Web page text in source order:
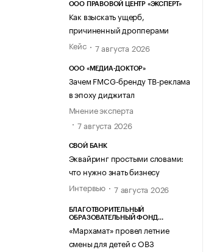
ООО ПРАВОВОЙ ЦЕНТР «ЭКСПЕРТ»
Как взыскать ущерб,
причиненный дропперами
Кейс
7 августа 2026
ООО «МЕДИА-ДОКТОР»
Зачем FMCG-бренду ТВ-реклама
в эпоху диджитал
Мнение эксперта
7 августа 2026
СВОЙ БАНК
Эквайринг простыми словами:
что нужно знать бизнесу
Интервью
7 августа 2026
БЛАГОТВОРИТЕЛЬНЫЙ
ОБРАЗОВАТЕЛЬНЫЙ ФОНД
«Мархамат» провел летние
смены для детей с ОВЗ